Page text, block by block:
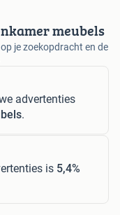
meubels
je zoekopdracht en de
advertenties
.
is 5,4%